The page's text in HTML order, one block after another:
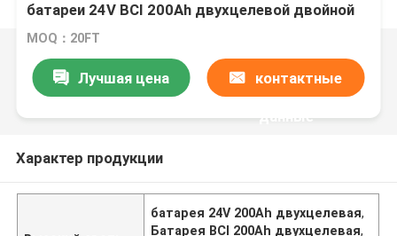
батареи 24V BCI 200Ah двухцелевой двойной
глубокий
MOQ：20FT
Лучшая цена контактные
данные
Характер продукции
батарея 24V 200Ah двухцелевая,
Батарея BCI 200Ah двухцелевая,